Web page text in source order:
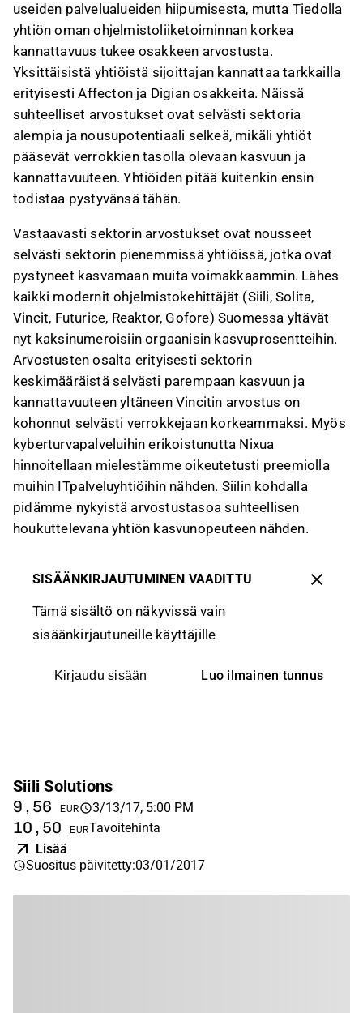
useiden palvelualueiden hiipumisesta, mutta Tiedolla
yhtiön oman ohjelmistoliiketoiminnan korkea
kannattavuus tukee osakkeen arvostusta.
Yksittäisistä yhtiöistä sijoittajan kannattaa tarkkailla
erityisesti Affecton ja Digian osakkeita. Näissä
suhteelliset arvostukset ovat selvästi sektoria
alempia ja nousupotentiaali selkeä, mikäli yhtiöt
pääsevät verrokkien tasolla olevaan kasvuun ja
kannattavuuteen. Yhtiöiden pitää kuitenkin ensin
todistaa pystyvänsä tähän.
Vastaavasti sektorin arvostukset ovat nousseet
selvästi sektorin pienemmissä yhtiöissä, jotka ovat
pystyneet kasvamaan muita voimakkaammin. Lähes
kaikki modernit ohjelmistokehittäjät (Siili, Solita,
Vincit, Futurice, Reaktor, Gofore) Suomessa yltävät
nyt kaksinumeroisiin orgaanisin kasvuprosentteihin.
Arvostusten osalta erityisesti sektorin
keskimääräistä selvästi parempaan kasvuun ja
kannattavuuteen yltäneen Vincitin arvostus on
kohonnut selvästi verrokkejaan korkeammaksi. Myös
kyberturvapalveluihin erikoistunutta Nixua
hinnoitellaan mielestämme oikeutetusti preemiolla
muihin ITpalveluyhtiöihin nähden. Siilin kohdalla
pidämme nykyistä arvostustasoa suhteellisen
houkuttelevana yhtiön kasvunopeuteen nähden.
SISÄÄNKIRJAUTUMINEN VAADITTU
Tämä sisältö on näkyvissä vain
sisäänkirjautuneille käyttäjille
Kirjaudu sisään Luo ilmainen tunnus
Siili Solutions
9,56 EUR 3/13/17, 5:00 PM
10,50 EURTavoitehinta
Lisää
Suositus päivitetty:03/01/2017